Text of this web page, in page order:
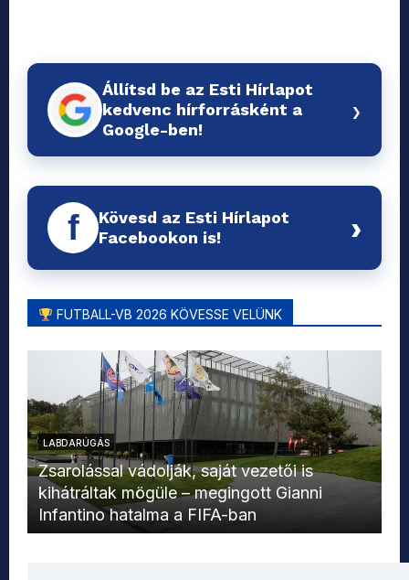
Állítsd be az Esti Hírlapot
kedvenc hírforrásként a
Google-ben!
›
f
Kövesd az Esti Hírlapot
Facebookon is!
›
FUTBALL-VB 2026 KÖVESSE VELÜNK
LABDARÚGÁS
Zsarolással vádolják, saját vezetői is
kihátráltak mögüle – megingott Gianni
Infantino hatalma a FIFA-ban